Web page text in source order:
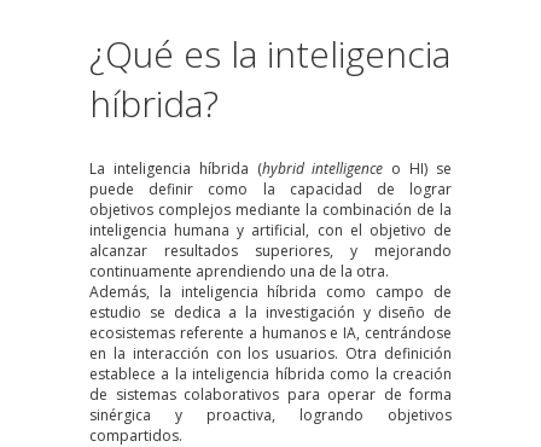
¿Qué es la inteligencia
híbrida?
La inteligencia híbrida (hybrid intelligence o HI) se
puede definir como la capacidad de lograr
objetivos complejos mediante la combinación de la
inteligencia humana y artificial, con el objetivo de
alcanzar resultados superiores, y mejorando
continuamente aprendiendo una de la otra.
Además, la inteligencia híbrida como campo de
estudio se dedica a la investigación y diseño de
ecosistemas referente a humanos e IA, centrándose
en la interacción con los usuarios. Otra definición
establece a la inteligencia híbrida como la creación
de sistemas colaborativos para operar de forma
sinérgica y proactiva, logrando objetivos
compartidos.